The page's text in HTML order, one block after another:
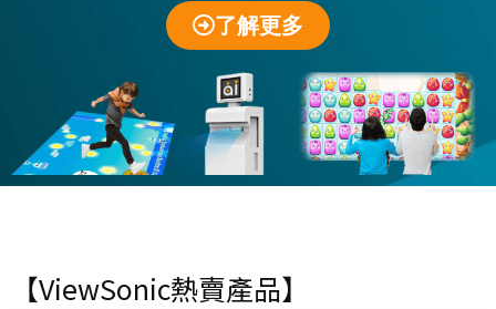
了解更多
【ViewSonic熱賣產品】